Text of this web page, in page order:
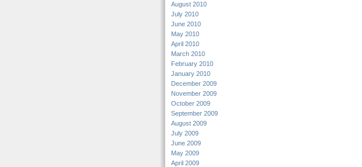
August 2010
July 2010
June 2010
May 2010
April 2010
March 2010
February 2010
January 2010
December 2009
November 2009
October 2009
September 2009
August 2009
July 2009
June 2009
May 2009
April 2009